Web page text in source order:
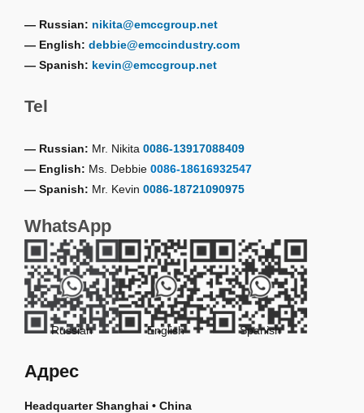
— Russian: nikita@emccgroup.net
— English: debbie@emccindustry.com
— Spanish: kevin@emccgroup.net
Tel
— Russian: Mr. Nikita 0086-13917088409
— English: Ms. Debbie 0086-18616932547
— Spanish: Mr. Kevin 0086-18721090975
WhatsApp
Russian English Spanish
Адрес
Headquarter Shanghai • China